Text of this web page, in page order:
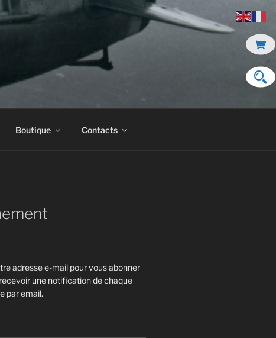
Boutique Contacts
adresse e-mail pour vous abonner
une notification de chaque
par email.